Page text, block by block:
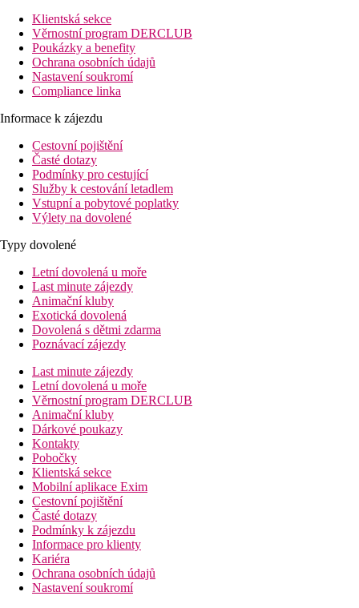
Klientská sekce
Věrnostní program DERCLUB
Poukázky a benefity
Ochrana osobních údajů
Nastavení soukromí
Compliance linka
Informace k zájezdu
Cestovní pojištění
Časté dotazy
Podmínky pro cestující
Služby k cestování letadlem
Vstupní a pobytové poplatky
Výlety na dovolené
Typy dovolené
Letní dovolená u moře
Last minute zájezdy
Animační kluby
Exotická dovolená
Dovolená s dětmi zdarma
Poznávací zájezdy
Last minute zájezdy
Letní dovolená u moře
Věrnostní program DERCLUB
Animační kluby
Dárkové poukazy
Kontakty
Pobočky
Klientská sekce
Mobilní aplikace Exim
Cestovní pojištění
Časté dotazy
Podmínky k zájezdu
Informace pro klienty
Kariéra
Ochrana osobních údajů
Nastavení soukromí